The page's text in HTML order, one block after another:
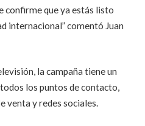
confirme que ya estás listo
internacional” comentó Juan
la campaña tiene un
los puntos de contacto,
venta y redes sociales.